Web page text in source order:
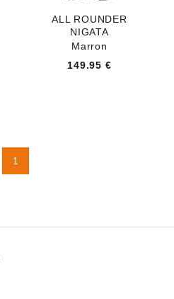
ALL ROUNDER
NIGATA
Marron
149.95 €
1